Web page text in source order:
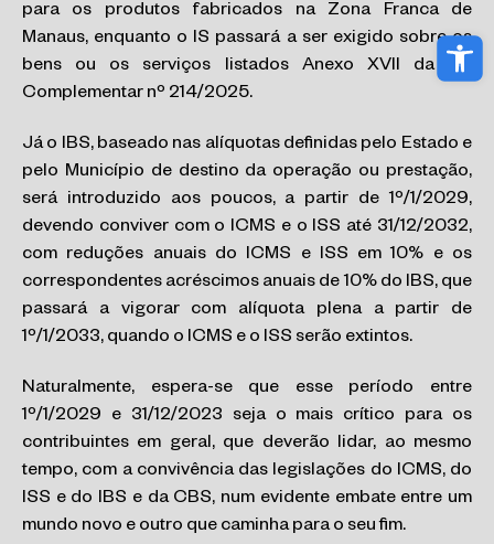
para os produtos fabricados na Zona Franca de
Manaus, enquanto o IS passará a ser exigido sobre os
bens ou os serviços listados Anexo XVII da Lei
Complementar nº 214/2025.
Já o IBS, baseado nas alíquotas definidas pelo Estado e
pelo Município de destino da operação ou prestação,
será introduzido aos poucos, a partir de 1º/1/2029,
devendo conviver com o ICMS e o ISS até 31/12/2032,
com reduções anuais do ICMS e ISS em 10% e os
correspondentes acréscimos anuais de 10% do IBS, que
passará a vigorar com alíquota plena a partir de
1º/1/2033, quando o ICMS e o ISS serão extintos.
Naturalmente, espera-se que esse período entre
1º/1/2029 e 31/12/2023 seja o mais crítico para os
contribuintes em geral, que deverão lidar, ao mesmo
tempo, com a convivência das legislações do ICMS, do
ISS e do IBS e da CBS, num evidente embate entre um
mundo novo e outro que caminha para o seu fim.